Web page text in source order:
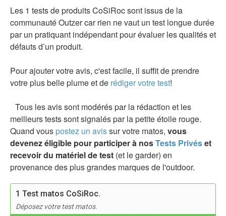
Les 1 tests de produits CoSiRoc sont issus de la
communauté Outzer car rien ne vaut un test longue durée
par un pratiquant indépendant pour évaluer les qualités et
défauts d’un produit.
Pour ajouter votre avis, c'est facile, il suffit de prendre
votre plus belle plume et de rédiger votre test!
Tous les avis sont modérés par la rédaction et les
meilleurs tests sont signalés par la petite étoile rouge.
Quand vous postez un avissur votre matos, vous
devenez éligible pour participer à nosTests Privéset
recevoir du matériel de test (et le garder) en
provenance des plus grandes marques de l'outdoor.
1 Test matos CoSiRoc.
Déposez votre test matos.